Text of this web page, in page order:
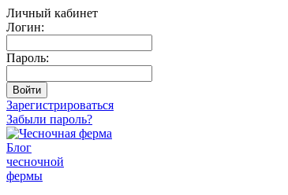
Личный кабинет
Логин:
Пароль:
Зарегистрироваться
Забыли пароль?
Блог
чесночной
фермы